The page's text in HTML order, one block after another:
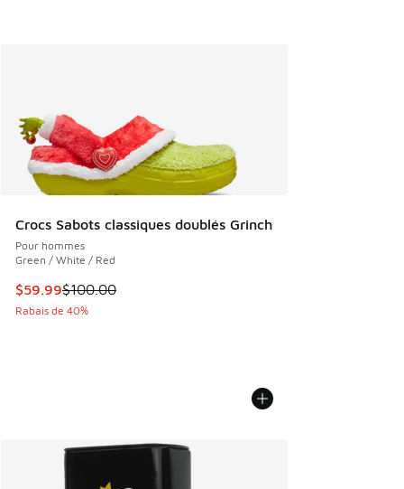
Crocs Sabots classiques doublés Grinch
Pour hommes
Green / White / Red
Cet article est en solde. Le prix est passé de $100.00 à
$59.99$100.00
Rabais de 40%